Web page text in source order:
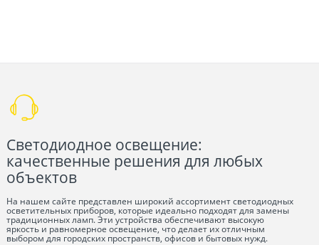
Светодиодное освещение:
качественные решения для любых
объектов
На нашем сайте представлен широкий ассортимент светодиодных
осветительных приборов, которые идеально подходят для замены
традиционных ламп. Эти устройства обеспечивают высокую
яркость и равномерное освещение, что делает их отличным
выбором для городских пространств, офисов и бытовых нужд.